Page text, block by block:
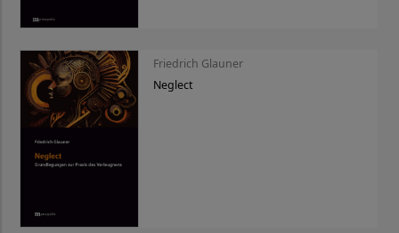
Friedrich Glauner
Neglect